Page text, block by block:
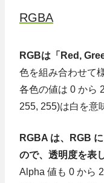
RGBA
RGBは「Red,
色を組み合わせて
各色の値は 0 から
255, 255)は白を意
RGBA は、RGB
ので、透明度を表
Alpha 値も 0 から